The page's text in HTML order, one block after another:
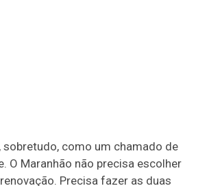
sobretudo, como um chamado de
O Maranhão não precisa escolher
Precisa fazer as duas